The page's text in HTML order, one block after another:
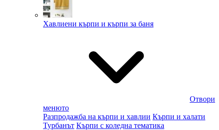
Хавлиени кърпи и кърпи за баня
Отвори
менюто
Разпродажба на кърпи и хавлии Кърпи и халати
Турбанът Кърпи с коледна тематика